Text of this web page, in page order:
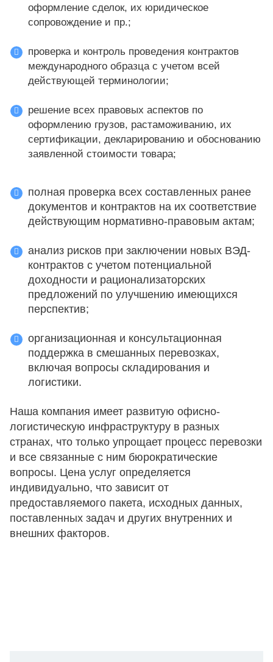
оформление сделок, их юридическое
сопровождение и пр.;
проверка и контроль проведения контрактов
международного образца с учетом всей
действующей терминологии;
решение всех правовых аспектов по
оформлению грузов, растаможиванию, их
сертификации, декларированию и обоснованию
заявленной стоимости товара;
полная проверка всех составленных ранее
документов и контрактов на их соответствие
действующим нормативно-правовым актам;
анализ рисков при заключении новых ВЭД-
контрактов с учетом потенциальной
доходности и рационализаторских
предложений по улучшению имеющихся
перспектив;
организационная и консультационная
поддержка в смешанных перевозках,
включая вопросы складирования и
логистики.
Наша компания имеет развитую офисно-
логистическую инфраструктуру в разных
странах, что только упрощает процесс перевозки
и все связанные с ним бюрократические
вопросы. Цена услуг определяется
индивидуально, что зависит от
предоставляемого пакета, исходных данных,
поставленных задач и других внутренних и
внешних факторов.